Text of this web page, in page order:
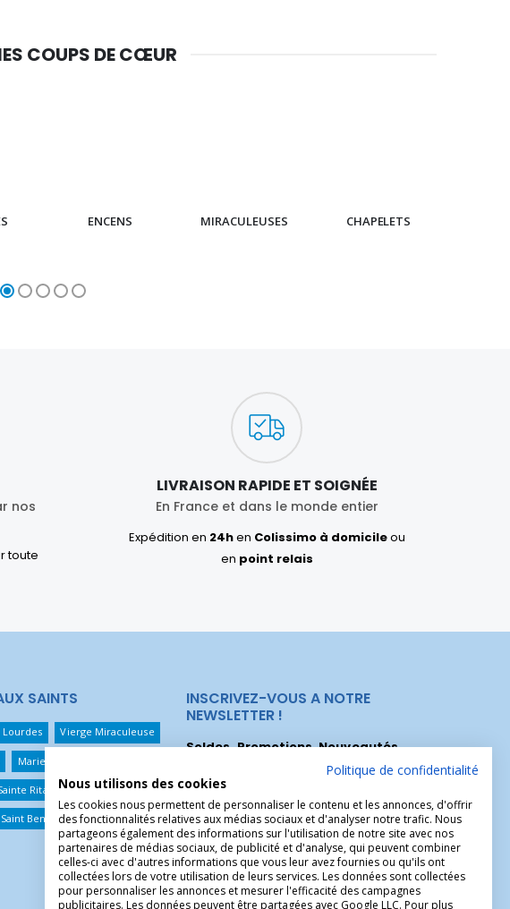
COUPS DE CŒUR
ENCENS MIRACULEUSES CHAPELETS
nos
toute
LIVRAISON RAPIDE ET SOIGNÉE
En France et dans le monde entier
Expédition en 24hen Colissimo à domicileou
en point relais
SAINTS
Lourdes Vierge Miraculeuse
Marie Qui Défait Les Noeuds
Rita Sainte Thérèse
Saint Benoît Saint Christophe
INSCRIVEZ-VOUS A NOTRE
NEWSLETTER !
Soldes, Promotions, Nouveautés...
Inscrivez-vous maintenant pour recevoir
nos meilleures offres.
Politique de confidentialité
Nous utilisons des cookies
Les cookies nous permettent de personnaliser le contenu et les annonces, d'offrir
des fonctionnalités relatives aux médias sociaux et d'analyser notre trafic. Nous
partageons également des informations sur l'utilisation de notre site avec nos
partenaires de médias sociaux, de publicité et d'analyse, qui peuvent combiner
celles-ci avec d'autres informations que vous leur avez fournies ou qu'ils ont
collectées lors de votre utilisation de leurs services. Les données sont collectées
pour personnaliser les annonces et mesurer l'efficacité des campagnes
publicitaires. Les données peuvent être partagées avec Google LLC. Pour plus